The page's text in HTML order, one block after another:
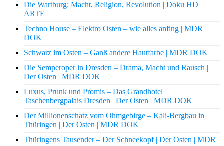
Die Wartburg: Macht, Religion, Revolution | Doku HD |
ARTE
Techno House – Elektro Osten – wie alles anfing | MDR
DOK
Schwarz im Osten – Ganß andere Hautfarbe | MDR DOK
Die Semperoper in Dresden – Drama, Macht und Rausch |
Der Osten | MDR DOK
Luxus, Prunk und Promis – Das Grandhotel
Taschenbergpalais Dresden | Der Osten | MDR DOK
Der Millionenschatz vom Ohmgebirge – Kali-Bergbau in
Thüringen | Der Osten | MDR DOK
Thüringens Tausender – Der Schneekopf | Der Osten | MDR